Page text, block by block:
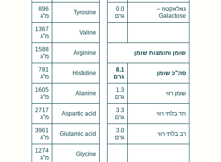
גאלאקטוז –
Galactose
0.0
גרם
Tyrosine
896
מ"ג
Valine
1367
מ"ג
שומן וחומצות שומן Arginine
1588
מ"ג
סה"כ שומן
8.1
גרם
Histidine
781
מ"ג
שומן רווי
1.3
גרם
Alanine
1605
מ"ג
חד בלתי רווי
3.3
גרם
Aspartic acid
2717
מ"ג
רב בלתי רווי
3.0
גרם
Glutamic acid
3961
מ"ג
Glycine
1274
מ"ג